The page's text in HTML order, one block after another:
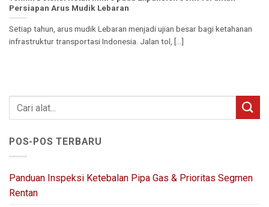
Persiapan Arus Mudik Lebaran
Setiap tahun, arus mudik Lebaran menjadi ujian besar bagi ketahanan
infrastruktur transportasi Indonesia. Jalan tol, [...]
POS-POS TERBARU
Panduan Inspeksi Ketebalan Pipa Gas & Prioritas Segmen
Rentan